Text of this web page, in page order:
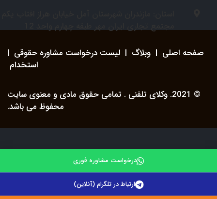
صفحه اصلی | وبلاگ | لیست درخواست مشاوره حقوقی |
استخدام
© 2021. وکلای تلفنی . تمامی حقوق مادی و معنوی سایت
محفوظ می باشد.
درخواست مشاوره فوری
ارتباط در تلگرام (آنلاین)